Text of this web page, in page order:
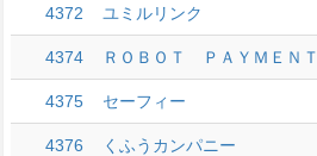
4372 ユミルリンク
4374 ＲＯＢＯＴ ＰＡＹＭＥＮＴ
4375 セーフィー
4376 くふうカンパニー